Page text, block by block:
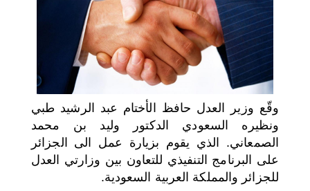
وقّع وزير العدل حافظ الأختام عبد الرشيد طبي
ونظيره السعودي الدكتور وليد بن محمد
الصمعاني. الذي يقوم بزيارة عمل الى الجزائر
على البرنامج التنفيذي للتعاون بين وزارتي العدل
للجزائر والمملكة العربية السعودية.